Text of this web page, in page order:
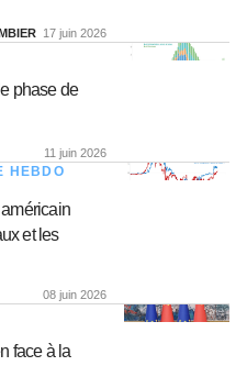
17 juin 2026
phase de
11 juin 2026
HEBDO
et les
08 juin 2026
face à la